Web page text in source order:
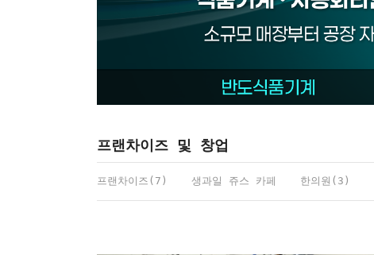
프랜차이즈 및 창업
프랜차이즈(7) 생과일 쥬스 카페 한의원(3)